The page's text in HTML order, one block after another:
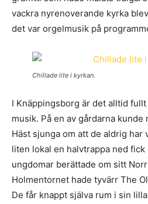
vackra nyrenoverande kyrka
det var orgelmusik på
Chillade lite i kyrkan.
I Knäppingsborg är det alltid
musik. På en av gårdarna kunde
Häst sjunga om att de aldrig har
liten lokal en halvtrappa ned
ungdomar berättade om sitt
Holmentornet hade tyvärr The
De får knappt själva rum i sin